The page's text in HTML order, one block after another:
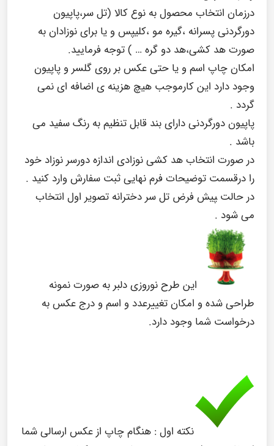
درزمان انتخاب محصول به نوع کالا (تل سر،پاپیون
دورگردنی پسرانه ،گیره مو ،کلیپس و یا برای نوزادان به
صورت هد کشی،هد دو گره … ) توجه فرمایید.
امکان چاپ اسم و یا حتی عکس بر روی گلسر و پاپیون
وجود دارد این کارموجب هیچ هزینه ی اضافه ای نمی
گردد .
پاپیون دورگردنی دارای بند قابل تنظیم به رنگ سفید می
باشد .
در صورت انتخاب هد کشی نوزادی اندازه دورسر نوزاد خود
را درقسمت توضیحات فرم نهایی ثبت سفارش وارد کنید .
در حالت ‍‍پیش فرض تل سر دخترانه تصویر اول انتخاب
می شود .
این طرح نوروزی دلبر به صورت نمونه
طراحی شده و امکان تغییرعدد و اسم و درج عکس به
درخواست شما وجود دارد.
نکته اول : هنگام چاپ از عکس ارسالی شما